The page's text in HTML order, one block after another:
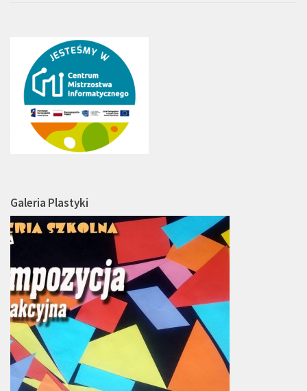
Galeria Plastyki